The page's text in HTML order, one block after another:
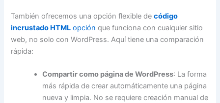
También ofrecemos una opción flexible decódigo
incrustado HTML opción que funciona con cualquier sitio
web, no solo con WordPress. Aquí tiene una comparación
rápida:
Compartir como página de WordPress: La forma
más rápida de crear automáticamente una página
nueva y limpia. No se requiere creación manual de